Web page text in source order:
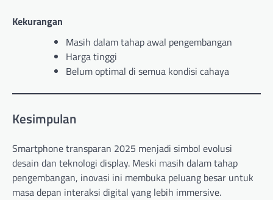
Kekurangan
Masih dalam tahap awal pengembangan
Harga tinggi
Belum optimal di semua kondisi cahaya
Kesimpulan
Smartphone transparan 2025 menjadi simbol evolusi
desain dan teknologi display. Meski masih dalam tahap
pengembangan, inovasi ini membuka peluang besar untuk
masa depan interaksi digital yang lebih immersive.